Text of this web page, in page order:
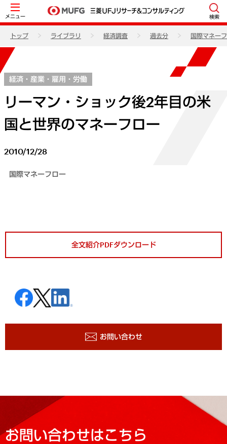
メニュー 検索
トップ ライブラリ 経済調査 過去分 国際マネー
経済・産業・雇用・労働
リーマン・ショック後2年目の米
国と世界のマネーフロー
2010/12/28
国際マネーフロー
全文紹介PDFダウンロード
お問い合わせ
お問い合わせはこちら